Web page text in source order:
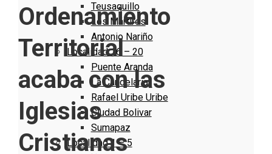
Teusaquillo
Los Mártires
Antonio Nariño
Localidad 16 – 20
Puente Aranda
La Candelaria
Rafael Uribe Uribe
Ciudad Bolivar
Sumapaz
Localidad 1 – 5
Ordenamiento
Territorial
acaba con las
Iglesias
Cristianas